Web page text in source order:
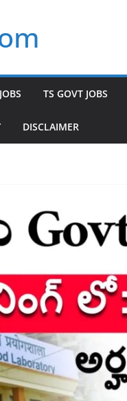
TS GOVT JOBS
DISCLAIMER